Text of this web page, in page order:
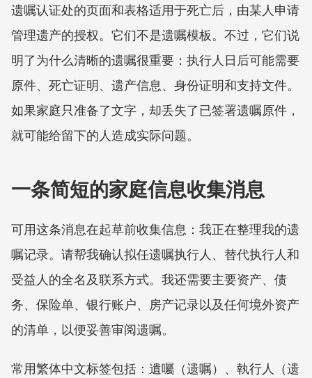
遗嘱认证处的页面和表格适用于死亡后，由某人申请
管理遗产的授权。它们不是遗嘱模板。不过，它们说
明了为什么清晰的遗嘱很重要：执行人日后可能需要
原件、死亡证明、遗产信息、身份证明和支持文件。
如果家庭只准备了文字，却丢失了已签署遗嘱原件，
就可能给留下的人造成实际问题。
一条简短的家庭信息收集消息
可用这条消息在起草前收集信息：我正在整理我的遗
嘱记录。请帮我确认拟任遗嘱执行人、替代执行人和
受益人的全名及联系方式。我还需要主要资产、债
务、保险单、银行账户、房产记录以及任何境外资产
的清单，以便妥善审阅遗嘱。
常用繁体中文标签包括：遺囑（遗嘱）、執行人（遗